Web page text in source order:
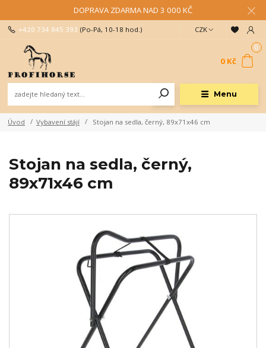
DOPRAVA ZDARMA NAD 3 000 KČ
Menu
CZK
+420 734 845 393 (Po-Pá, 10-18 hod.)
0
0 Kč
Úvod Vybavení stájí Stojan na sedla, černý, 89x71x46 cm
Stojan na sedla, černý,
89x71x46 cm